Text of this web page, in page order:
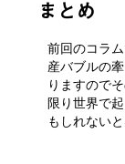
まとめ
前回のコラ
産バブルの
りますので
限り世界で
もしれない